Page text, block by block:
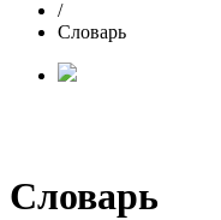
/
Словарь
Словарь